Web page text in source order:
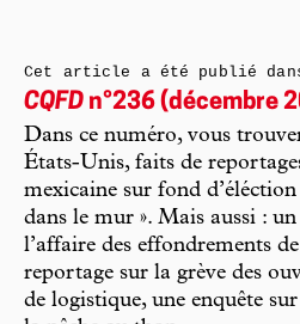
Cet article a été publié
CQFD n°236 (décembre
Dans ce numéro, vous
États-Unis, faits de
mexicaine sur fond
dans le mur ». Mais aussi :
l’affaire des effondrements
reportage sur la grève des
de logistique, une enquête